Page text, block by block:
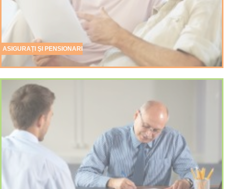
ASIGURAȚI ŞI PENSIONARI